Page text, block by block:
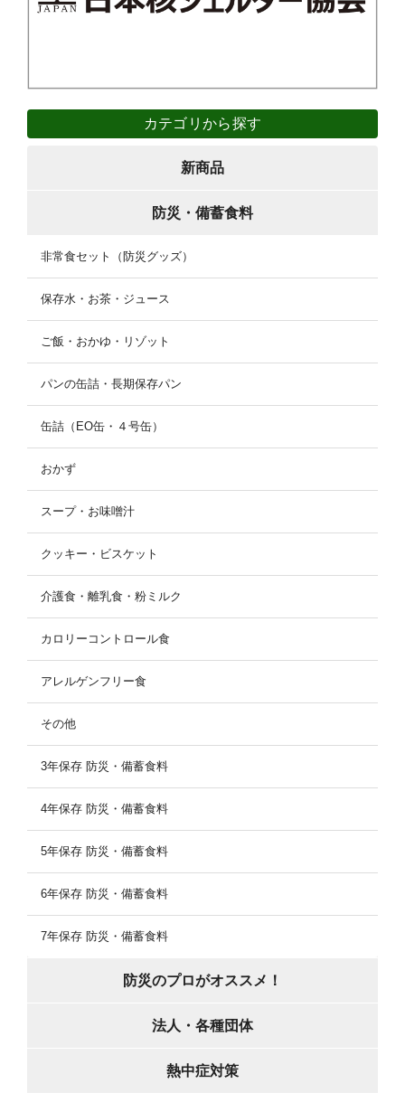
カテゴリから探す
新商品
防災・備蓄食料
非常食セット（防災グッズ）
保存水・お茶・ジュース
ご飯・おかゆ・リゾット
パンの缶詰・長期保存パン
缶詰（EO缶・４号缶）
おかず
スープ・お味噌汁
クッキー・ビスケット
介護食・離乳食・粉ミルク
カロリーコントロール食
アレルゲンフリー食
その他
3年保存 防災・備蓄食料
4年保存 防災・備蓄食料
5年保存 防災・備蓄食料
6年保存 防災・備蓄食料
7年保存 防災・備蓄食料
防災のプロがオススメ！
法人・各種団体
熱中症対策